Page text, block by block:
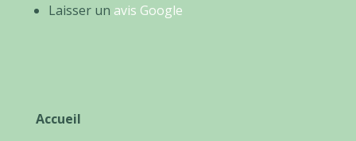
Laisser un avis Google
Accueil